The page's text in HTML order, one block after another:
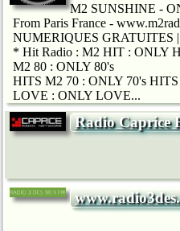
M2 SUNSHINE -
From Paris France -
NUMERIQUES GRATUITES
* Hit Radio : M2 HIT : ONLY
M2 80 : ONLY 80's
HITS M2 70 : ONLY 70's
LOVE : ONLY LOVE...
Radio Caprice